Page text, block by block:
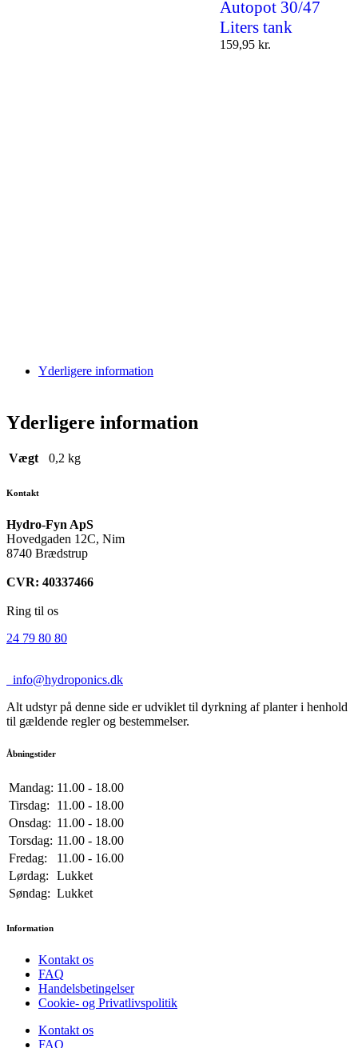
Autopot 30/47
Liters tank
159,95 kr.
Yderligere information
Yderligere information
Vægt 0,2 kg
Kontakt
Hydro-Fyn ApS
Hovedgaden 12C, Nim
8740 Brædstrup
CVR: 40337466
Ring til os
24 79 80 80
info@hydroponics.dk
Alt udstyr på denne side er udviklet til dyrkning af planter i henhold
til gældende regler og bestemmelser.
Åbningstider
Mandag: 11.00 - 18.00
Tirsdag:
11.00 - 18.00
Onsdag: 11.00 - 18.00
Torsdag: 11.00 - 18.00
Fredag:
11.00 - 16.00
Lørdag:
Lukket
Søndag: Lukket
Information
Kontakt os
FAQ
Handelsbetingelser
Cookie- og Privatlivspolitik
Kontakt os
FAQ